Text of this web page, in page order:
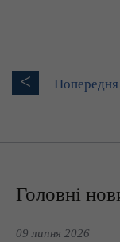
< Попередня
Головні
09 липня 2026